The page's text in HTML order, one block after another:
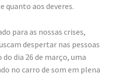
quanto aos deveres.
para as nossas crises,
despertar nas pessoas
dia 26 de março, uma
no carro de som em plena